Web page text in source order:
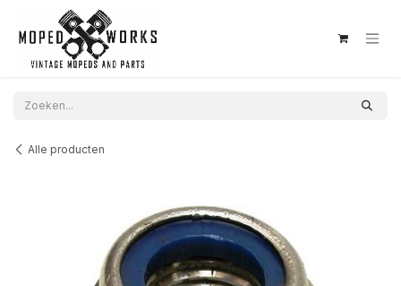
Overslaan naar inhoud
Alle producten